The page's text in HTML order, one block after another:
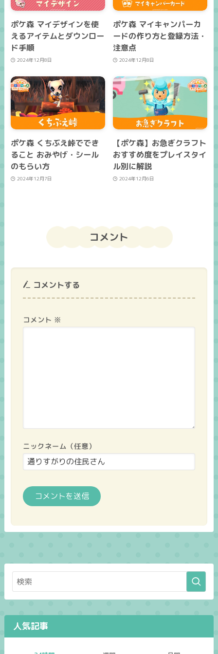
ポケ森 マイデザインを使
えるアイテムとダウンロー
ド手順
2024年12月8日
ポケ森 マイキャンパーカ
ードの作り方と登録方法・
注意点
2024年12月8日
ポケ森 くちぶえ峠ででき
ること おみやげ・シール
のもらい方
2024年12月7日
【ポケ森】お急ぎクラフト
おすすめ度をプレイスタイ
ル別に解説
2024年12月6日
コメント
コメントする
コメント ※
ニックネーム（任意）
人気記事